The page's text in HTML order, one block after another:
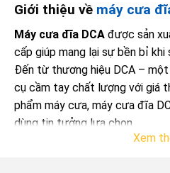
Giới thiệu về máy cưa
Máy cưa đĩa DCA được sản
cấp giúp mang lại sự bền bỉ
Đến từ thương hiệu DCA –
cụ cầm tay chất lượng với giá
phẩm máy cưa, máy cưa đĩa
dùng tin tưởng lựa chọn.
Xem